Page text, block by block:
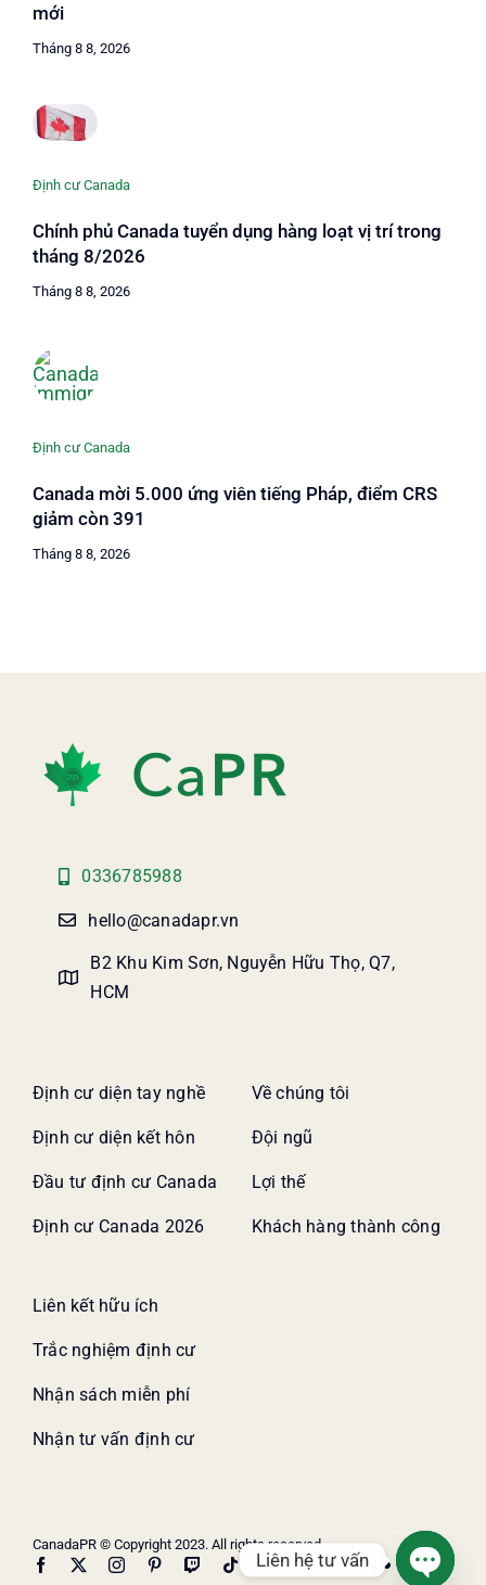
mới
Tháng 8 8, 2026
Định cư Canada
Chính phủ Canada tuyển dụng hàng loạt vị trí trong
tháng 8/2026
Tháng 8 8, 2026
Định cư Canada
Canada mời 5.000 ứng viên tiếng Pháp, điểm CRS
giảm còn 391
Tháng 8 8, 2026
0336785988
hello@canadapr.vn
B2 Khu Kim Sơn, Nguyễn Hữu Thọ, Q7,
HCM
Định cư diện tay nghề
Định cư diện kết hôn
Đầu tư định cư Canada
Định cư Canada 2026
Về chúng tôi
Đội ngũ
Lợi thế
Khách hàng thành công
Liên kết hữu ích
Trắc nghiệm định cư
Nhận sách miễn phí
Nhận tư vấn định cư
CanadaPR © Copyright 2023. All rights reserved.
Liên hệ tư vấn